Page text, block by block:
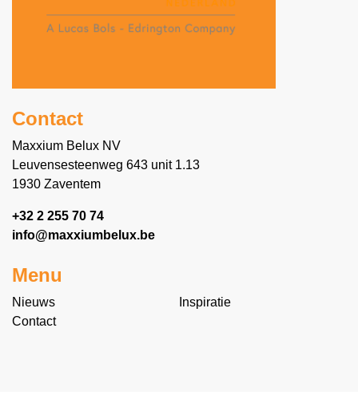
Contact
Maxxium Belux NV
Leuvensesteenweg 643 unit 1.13
1930 Zaventem
+32 2 255 70 74
info@maxxiumbelux.be
Menu
Nieuws
Inspiratie
Contact